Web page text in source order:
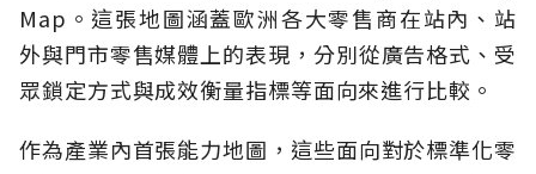
Map。這張地圖涵蓋歐洲各大零售商在站內、站
外與門市零售媒體上的表現，分別從廣告格式、受
眾鎖定方式與成效衡量指標等面向來進行比較。
作為產業內首張能力地圖，這些面向對於標準化零